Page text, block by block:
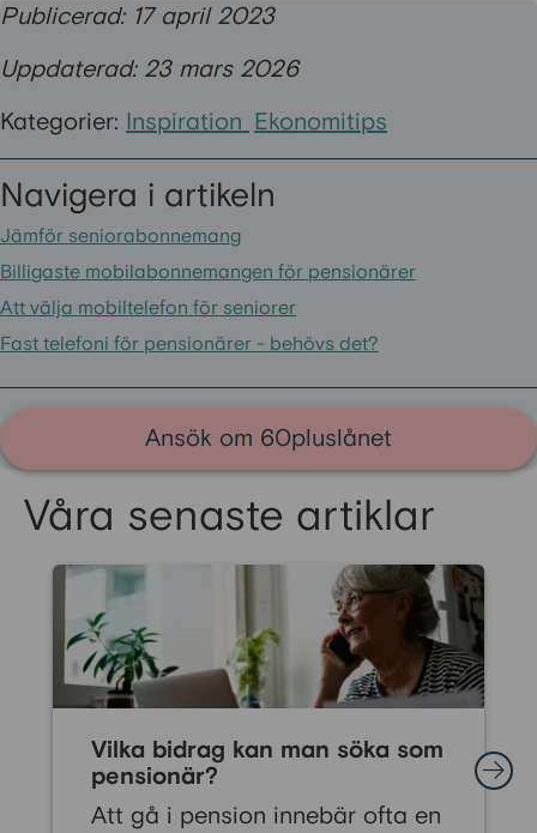
Publicerad: 17 april 2023
Uppdaterad: 23 mars 2026
Kategorier: Inspiration Ekonomitips
Navigera i artikeln
Jämför seniorabonnemang
Billigaste mobilabonnemangen för pensionärer
Att välja mobiltelefon för seniorer
Fast telefoni för pensionärer - behövs det?
Ansök om 60pluslånet
Våra senaste artiklar
Vilka bidrag kan man söka som
pensionär?
Att gå i pension innebär ofta en